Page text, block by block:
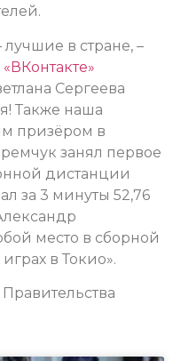
в стране, –
Сергеева
Также наша
призёром в
занял первое
дистанции
за 3 минуты 52,76
место в сборной
в Токио».